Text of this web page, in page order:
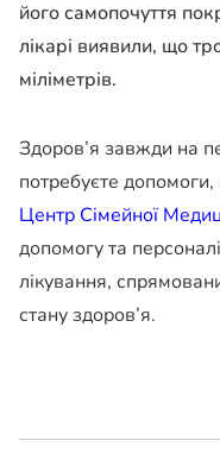
його самопочуття
лікарі виявили, що
міліметрів.
Здоров’я завжди на
потребуєте
Центр Сімейної
допомогу та
лікування,
стану здоров’я.